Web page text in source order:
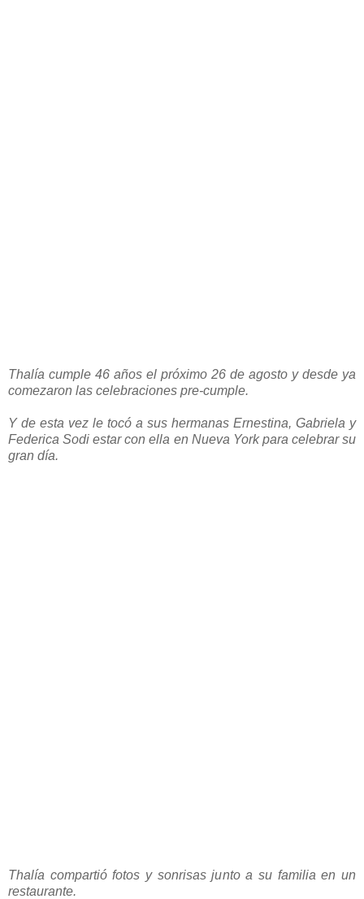
Thalía cumple 46 años el próximo 26 de agosto y desde ya
comezaron las celebraciones pre-cumple.
Y de esta vez le tocó a sus hermanas Ernestina, Gabriela y
Federica Sodi estar con ella en Nueva York para celebrar su
gran día.
Thalía compartió fotos y sonrisas junto a su familia en un
restaurante.